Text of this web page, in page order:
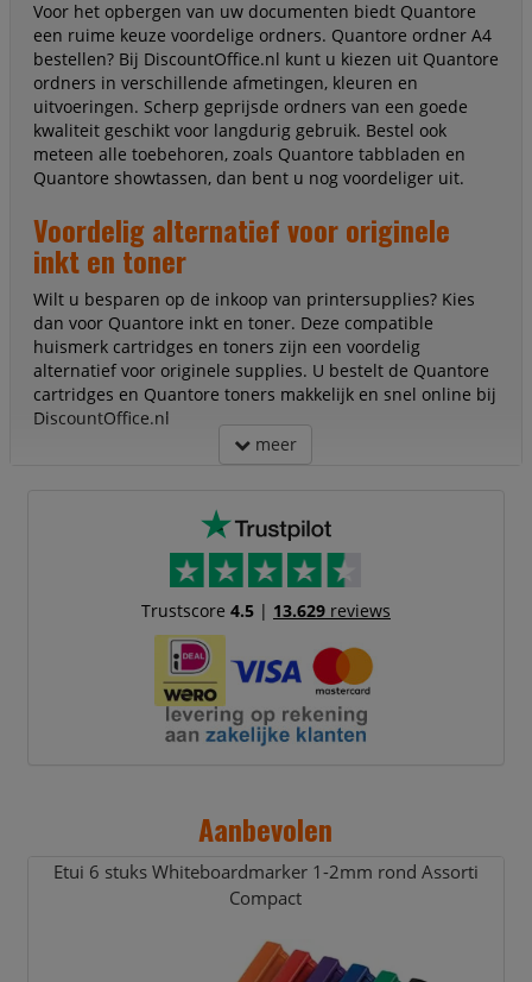
Voor het opbergen van uw documenten biedt Quantore
een ruime keuze voordelige ordners. Quantore ordner A4
bestellen? Bij DiscountOffice.nl kunt u kiezen uit Quantore
ordners in verschillende afmetingen, kleuren en
uitvoeringen. Scherp geprijsde ordners van een goede
kwaliteit geschikt voor langdurig gebruik. Bestel ook
meteen alle toebehoren, zoals Quantore tabbladen en
Quantore showtassen, dan bent u nog voordeliger uit.
Voordelig alternatief voor originele
inkt en toner
Wilt u besparen op de inkoop van printersupplies? Kies
dan voor Quantore inkt en toner. Deze compatible
huismerk cartridges en toners zijn een voordelig
alternatief voor originele supplies. U bestelt de Quantore
cartridges en Quantore toners makkelijk en snel online bij
DiscountOffice.nl
meer
Trustscore 4.5| 13.629reviews
Aanbevolen
Etui 6 stuks Whiteboardmarker 1-2mm rond Assorti
Compact